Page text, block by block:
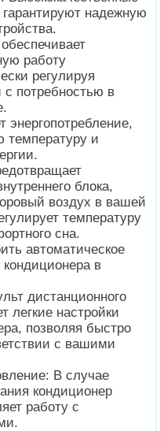
надежную
работу
регулируя
с потребностью в
температуру и
блока,
воздух в вашей
температуру
сна.
автоматическое
в
дистанционного
легкие настройки
позволяя быстро
с вашими
В случае
кондиционер
работу с